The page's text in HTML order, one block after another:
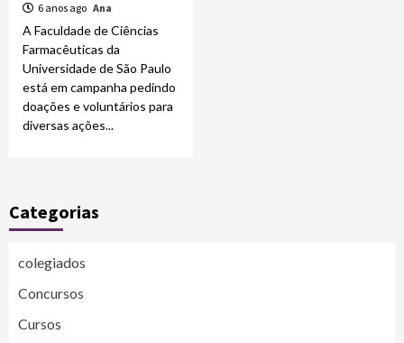
6 anos ago Ana
A Faculdade de Ciências
Farmacêuticas da
Universidade de São Paulo
está em campanha pedindo
doações e voluntários para
diversas ações...
Categorias
colegiados
Concursos
Cursos